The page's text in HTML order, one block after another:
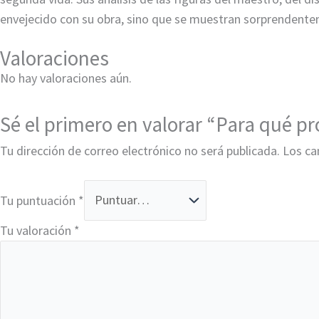
envejecido con su obra, sino que se muestran
Valoraciones
No hay valoraciones aún.
Sé el primero en valorar “Para qué
Tu dirección de correo electrónico no será publicada. Los
Tu puntuación *
Tu valoración *